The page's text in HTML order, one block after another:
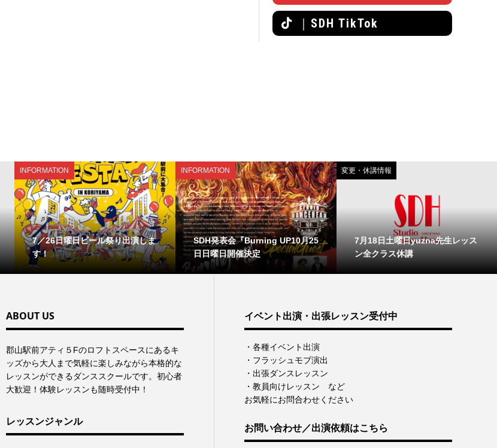
｜SDH TikTok
INFORMATION
7／26日曜日ビール祭り出演しま
す！
INFORMATION
SDH発表会『Burning UP10月25
日日曜日開催決定
変更・休講情報
7月18日土曜日yuzna先生レッス
ン全クラス休講
ABOUT US
郡⼭駅前アティ５Fのロフトスペースにあるキ
ッズから⼤⼈まで気軽に楽しみながら本格的な
レッスンができるダンススクールです。初心者
大歓迎！体験レッスンも随時受付中！
レッスンジャンル
イベント出演・出張レッスン受付中
・各種イベント出演
・フラッシュモブ演出
・出張ダンスレッスン
・教員向けレッスン など
お気軽にお問合わせください
お問い合わせ／出演依頼はこちら